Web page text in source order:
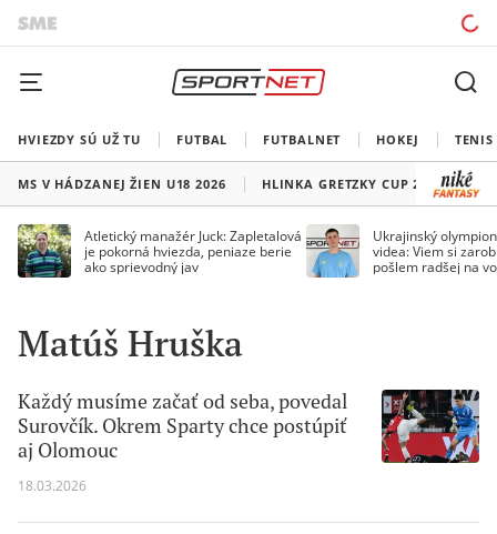
HVIEZDY SÚ UŽ TU FUTBAL FUTBALNET HOKEJ TENIS
MS V HÁDZANEJ ŽIEN U18 2026 HLINKA GRETZKY CUP 2026
Atletický manažér Juck: Zapletalová
je pokorná hviezda, peniaze berie
ako sprievodný jav
Ukrajinský
videa: Viem si
pošlem radšej na
Matúš Hruška
Každý musíme začať od seba, povedal
Surovčík. Okrem Sparty chce postúpiť
aj Olomouc
18.03.2026